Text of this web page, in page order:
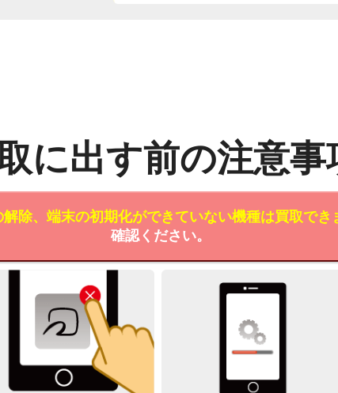
に出す前の注意事
除、端末の初期化ができていない機種は買取でき
確認ください。